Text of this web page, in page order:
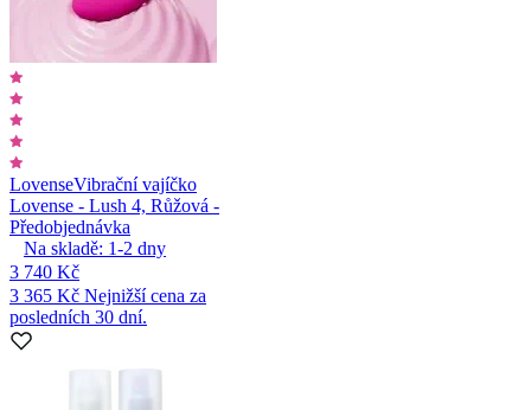
LovenseVibrační vajíčko
Lovense - Lush 4, Růžová -
Předobjednávka
Na skladě: 1-2 dny
3 740 Kč
3 365 Kč Nejnižší cena za
posledních 30 dní.